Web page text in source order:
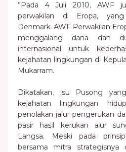
”Pada 4 Juli 2010, AWF
perwakilan di Eropa,
Denmark. AWF Perwakilan
menggalang dana dan
internasional untuk
kejahatan lingkungan di
Mukarram.
Dikatakan, isu Pusong
kejahatan lingkungan
penolakan jalur pengerukan
pasir hasil kerukan alur
Langsa. Meski pada
bersama mitra strategisnya